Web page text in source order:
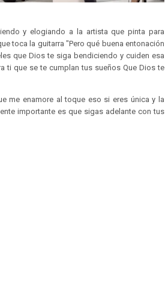
y elogiando a la artista que pinta para
toca la guitarra "Pero qué buena entonación
que Dios te siga bendiciendo y cuiden esa
ti que se te cumplan tus sueños Que Dios te
me enamore al toque eso si eres única y la
importante es que sigas adelante con tus